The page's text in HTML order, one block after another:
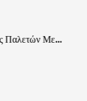
Παλετών Με